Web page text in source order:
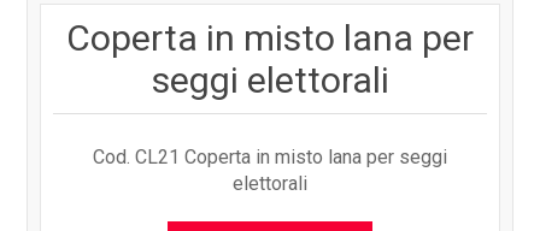
Coperta in misto lana per
seggi elettorali
Cod. CL21 Coperta in misto lana per seggi
elettorali